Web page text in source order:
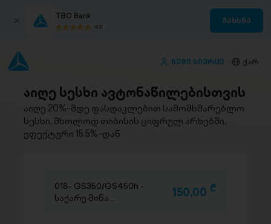
TBC Bank
4.9
გახსნა
ჩემი სივრცე ქარ
აიღე სესხი ავტონაწილებისთვის
აიღე 20%-მდე ფასდაკლებით სამომხმარებლო
სესხი, მხოლოდ თიბისის ციფრულ არხებში,
ეფექტური 15.5%-დან
018- GS350/GS450h -
საქარე მინა
150,00 D